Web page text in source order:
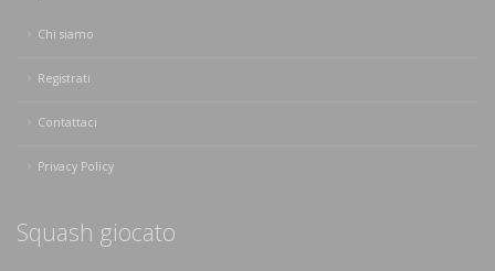
Chi siamo
Registrati
Contattaci
Privacy Policy
Squash giocato